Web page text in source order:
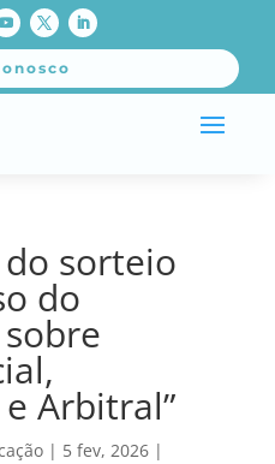
sorteio
do
Arbitral”
| 5 fev, 2026|